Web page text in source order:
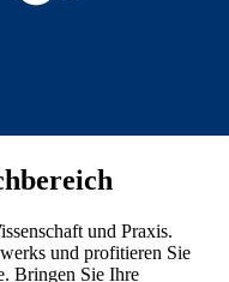
und Praxis.
und profitieren Sie
Bringen Sie Ihre